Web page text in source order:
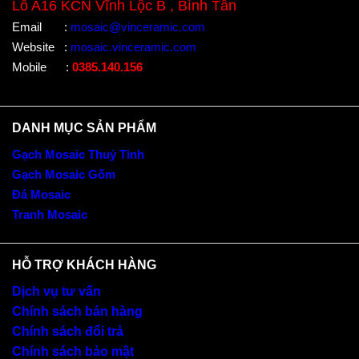
Lô A16 KCN Vĩnh Lộc B , Bình Tân
Email : mosaic@vinceramic.com
Website
: mosaic.vinceramic.com
Mobile
: 0385.140.156
DANH MỤC SẢN PHẨM
Gạch Mosaic Thuỷ Tinh
Gạch Mosaic Gốm
Đá Mosaic
Tranh Mosaic
HỖ TRỢ KHÁCH HÀNG
Dịch vụ tư vấn
Chính sách bán hàng
Chính sách đổi trả
Chính sách bảo mật